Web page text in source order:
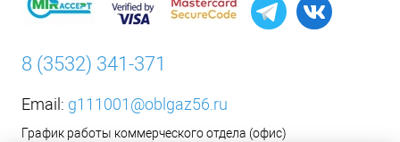
8 (3532) 341-371
Email: g111001@oblgaz56.ru
График работы коммерческого отдела (офис)